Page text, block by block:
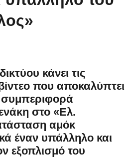
κάνει τις
που αποκαλύπτει
στο «Ελ.
αμόκ
έναν υπάλληλο και
εξοπλισμό του